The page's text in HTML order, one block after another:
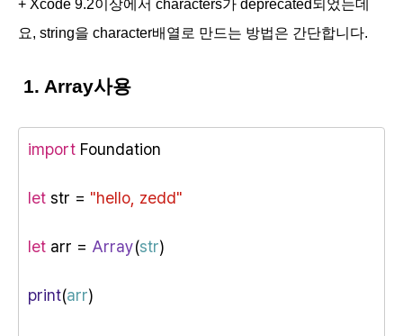
+ Xcode 9.2이상에서 characters가 deprecated되었는데
요, string을 character배열로 만드는 방법은 간단합니다.
1. Array사용
import Foundation
let str = "hello, zedd"
let arr = Array(str)
print(arr)